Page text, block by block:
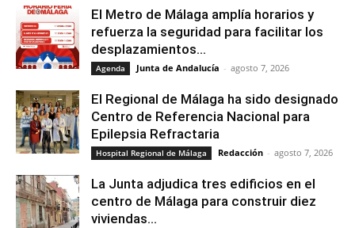
El Metro de Málaga amplía horarios y
refuerza la seguridad para facilitar los
desplazamientos...
Agenda Junta de Andalucía - agosto 7, 2026
El Regional de Málaga ha sido designado
Centro de Referencia Nacional para
Epilepsia Refractaria
Hospital Regional de Málaga Redacción - agosto 7, 2026
La Junta adjudica tres edificios en el
centro de Málaga para construir diez
viviendas...